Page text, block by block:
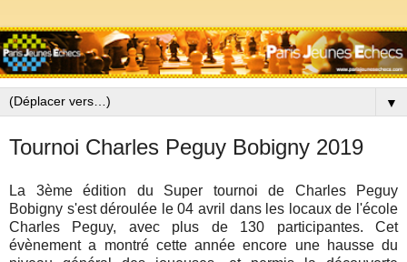
▼
Tournoi Charles Peguy Bobigny 2019
La 3ème édition du Super tournoi de Charles Peguy
Bobigny s'est déroulée le 04 avril dans les locaux de l'école
Charles Peguy, avec plus de 130 participantes. Cet
évènement a montré cette année encore une hausse du